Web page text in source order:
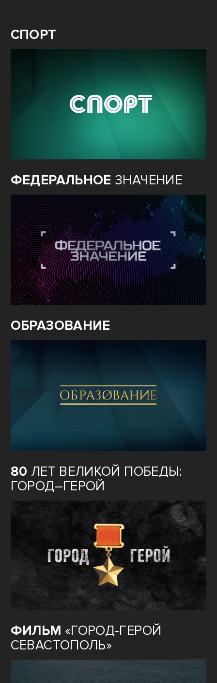
СПОРТ
ФЕДЕРАЛЬНОЕ ЗНАЧЕНИЕ
ОБРАЗОВАНИЕ
80 ЛЕТ ВЕЛИКОЙ ПОБЕДЫ:
ГОРОД–ГЕРОЙ
ФИЛЬМ «ГОРОД-ГЕРОЙ
СЕВАСТОПОЛЬ»